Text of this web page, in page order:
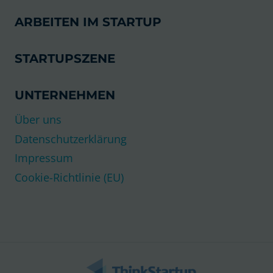
ARBEITEN IM STARTUP
STARTUPSZENE
UNTERNEHMEN
Über uns
Datenschutzerklärung
Impressum
Cookie-Richtlinie (EU)